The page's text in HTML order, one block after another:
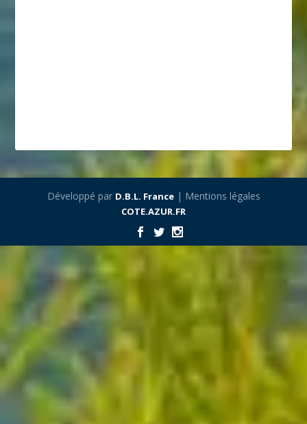
Développé par D.B.L. France| Mentions légales
COTE.AZUR.FR